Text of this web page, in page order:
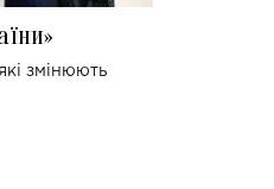
які змінюють